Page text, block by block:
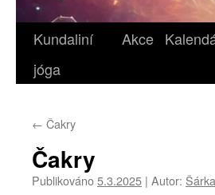
Kundaliní
jóga
Akce
← Čakry
Čakry
Publikováno5.3.2025 | Autor: